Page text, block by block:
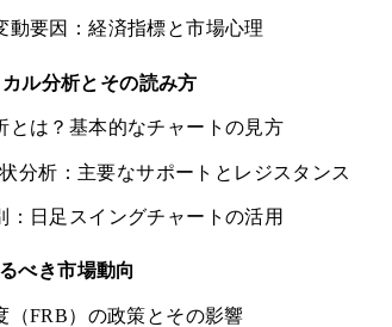
動要因：経済指標と市場心理
ル分析とその読み方
とは？基本的なチャートの見方
分析：主要なサポートとレジスタンス
：日足スイングチャートの活用
べき市場動向
（FRB）の政策とその影響